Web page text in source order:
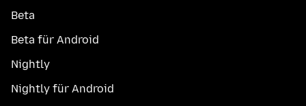
Beta
Beta für Android
Nightly
Nightly für Android